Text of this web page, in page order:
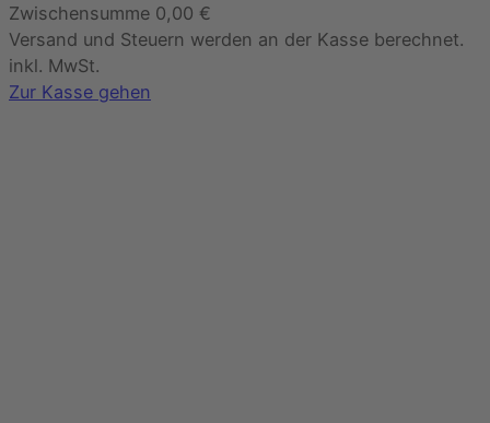
Produkte
im
Warenkorb
Zwischensumme 0,00 €
Versand und Steuern werden an der Kasse berechnet.
inkl. MwSt.
Zur Kasse gehen